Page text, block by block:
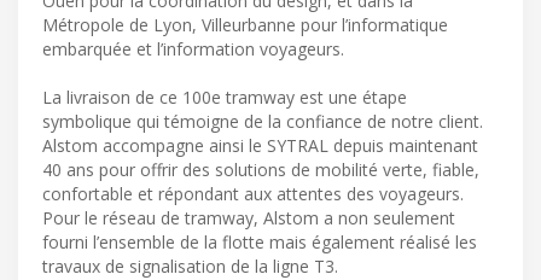
Métropole de Lyon, Villeurbanne pour l’informatique
embarquée et l’information voyageurs.
La livraison de ce 100e tramway est une étape
symbolique qui témoigne de la confiance de notre client.
Alstom accompagne ainsi le SYTRAL depuis maintenant
40 ans pour offrir des solutions de mobilité verte, fiable,
confortable et répondant aux attentes des voyageurs.
Pour le réseau de tramway, Alstom a non seulement
fourni l’ensemble de la flotte mais également réalisé les
travaux de signalisation de la ligne T3.